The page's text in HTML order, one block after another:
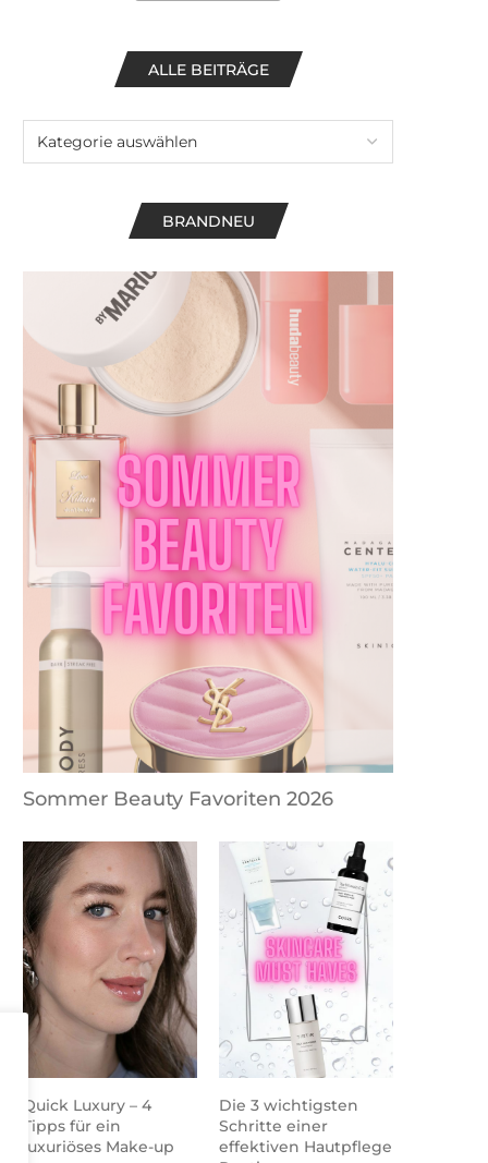
ALLE BEITRÄGE
BRANDNEU
Sommer Beauty Favoriten 2026
Quick Luxury – 4
Tipps für ein
luxuriöses Make-up
Die 3 wichtigsten
Schritte einer
effektiven Hautpflege